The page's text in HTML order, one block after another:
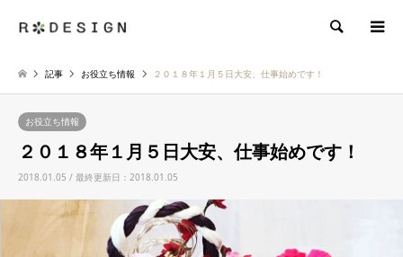
検索
記事 お役立ち情報 ２０１８年１月５日大安、仕事始めです！
お役立ち情報
２０１８年１月５日大安、仕事始めです！
2018.01.05 / 最終更新日：2018.01.05